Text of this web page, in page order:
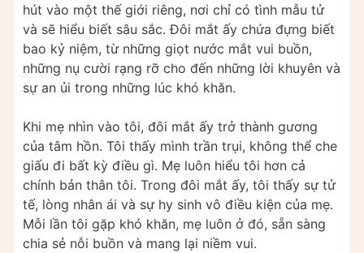
hút vào một thế giới riêng, nơi chỉ có tình mẫu tử
và sẽ hiểu biết sâu sắc. Đôi mắt ấy chứa đựng biết
bao kỷ niệm, từ những giọt nước mắt vui buồn,
những nụ cười rạng rỡ cho đến những lời khuyên và
sự an ủi trong những lúc khó khăn.
Khi mẹ nhìn vào tôi, đôi mắt ấy trở thành gương
của tâm hồn. Tôi thấy mình trần trụi, không thể che
giấu đi bất kỳ điều gì. Mẹ luôn hiểu tôi hơn cả
chính bản thân tôi. Trong đôi mắt ấy, tôi thấy sự tử
tế, lòng nhân ái và sự hy sinh vô điều kiện của mẹ.
Mỗi lần tôi gặp khó khăn, mẹ luôn ở đó, sẵn sàng
chia sẻ nỗi buồn và mang lại niềm vui.